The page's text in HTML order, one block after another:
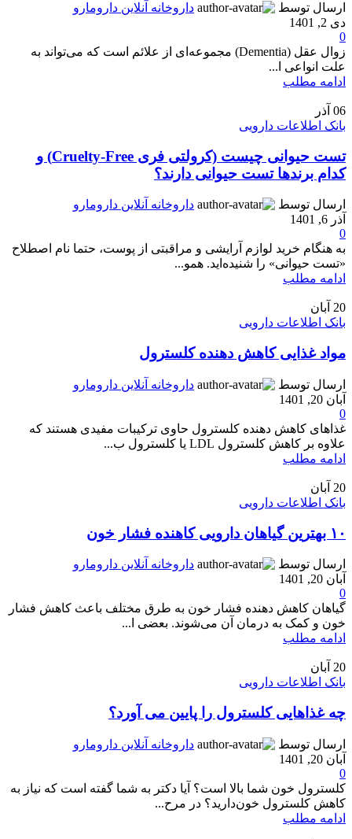
ارسال توسط
داروخانه آنلاین دارومارو
دی 2, 1401
0
زوال عقل (Dementia) مجموعه‌ای از علائم است که می‌تواند به
علت انواعی ا...
ادامه مطلب
06 آذر
بانک اطلاعات دارویی
تست حیوانی چیست (کرولتی فری Cruelty-Free) و
کدام برندها تست حیوانی دارند؟
ارسال توسط
داروخانه آنلاین دارومارو
آذر 6, 1401
0
به هنگام خرید لوازم آرایشی و مراقبتی از پوست، حتما نام اصطلاح
«تست حیوانی» را شنیده‌اید. همو...
ادامه مطلب
20 آبان
بانک اطلاعات دارویی
مواد غذایی کاهش دهنده کلسترول
ارسال توسط
داروخانه آنلاین دارومارو
آبان 20, 1401
0
غذاهای کاهش دهنده کلسترول حاوی ترکیبات مفیدی هستند که
علاوه بر کاهش کلسترول LDL یا کلسترول ب...
ادامه مطلب
20 آبان
بانک اطلاعات دارویی
۱۰ بهترین گیاهان دارویی کاهنده فشار خون
ارسال توسط
داروخانه آنلاین دارومارو
آبان 20, 1401
0
گیاهان کاهش دهنده فشار خون به طرق مختلف باعث کاهش فشار
خون و کمک به درمان آن می‌شوند. بعضی ا...
ادامه مطلب
20 آبان
بانک اطلاعات دارویی
چه غذاهایی کلسترول را پایین می آورد؟
ارسال توسط
داروخانه آنلاین دارومارو
آبان 20, 1401
0
کلسترول خون شما بالا است؟ آیا دکتر به شما گفته است که نیاز به
کاهش کلسترول خون‌دارید؟ در مرح...
ادامه مطلب